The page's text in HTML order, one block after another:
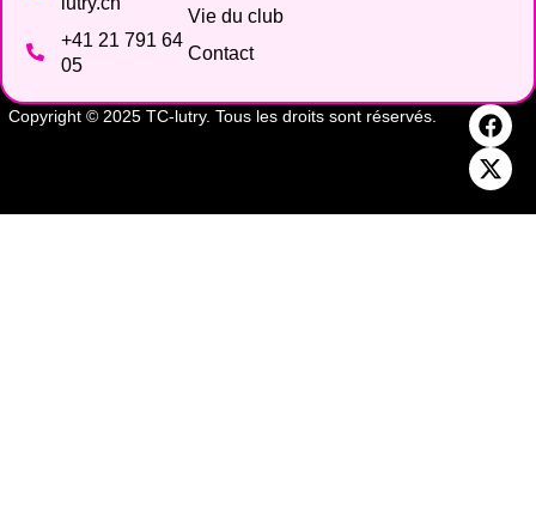
+41 21 791 64
05
Vie du club
Contact
Copyright © 2025 TC-lutry. Tous les droits sont réservés.